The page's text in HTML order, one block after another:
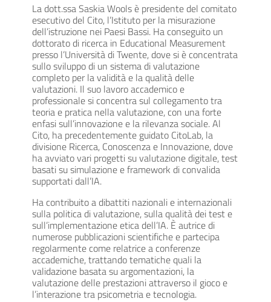
La dott.ssa Saskia Wools è presidente del comitato
esecutivo del Cito, l’Istituto per la misurazione
dell’istruzione nei Paesi Bassi. Ha conseguito un
dottorato di ricerca in Educational Measurement
presso l’Università di Twente, dove si è concentrata
sullo sviluppo di un sistema di valutazione
completo per la validità e la qualità delle
valutazioni. Il suo lavoro accademico e
professionale si concentra sul collegamento tra
teoria e pratica nella valutazione, con una forte
enfasi sull’innovazione e la rilevanza sociale. Al
Cito, ha precedentemente guidato CitoLab, la
divisione Ricerca, Conoscenza e Innovazione, dove
ha avviato vari progetti su valutazione digitale, test
basati su simulazione e framework di convalida
supportati dall’IA.
Ha contribuito a dibattiti nazionali e internazionali
sulla politica di valutazione, sulla qualità dei test e
sull’implementazione etica dell’IA. È autrice di
numerose pubblicazioni scientifiche e partecipa
regolarmente come relatrice a conferenze
accademiche, trattando tematiche quali la
validazione basata su argomentazioni, la
valutazione delle prestazioni attraverso il gioco e
l’interazione tra psicometria e tecnologia.